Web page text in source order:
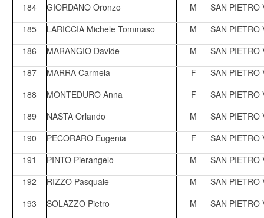
184
GIORDANO Oronzo M
SAN PIETRO
185
LARICCIA Michele Tommaso M
SAN PIETRO
186
MARANGIO Davide M
SAN PIETRO
187
MARRA Carmela F
SAN PIETRO
188
MONTEDURO Anna F
SAN PIETRO
189
NASTA Orlando M
SAN PIETRO
190
PECORARO Eugenia F
SAN PIETRO
191
PINTO Pierangelo M
SAN PIETRO
192
RIZZO Pasquale M
SAN PIETRO
193
SOLAZZO Pietro M
SAN PIETRO